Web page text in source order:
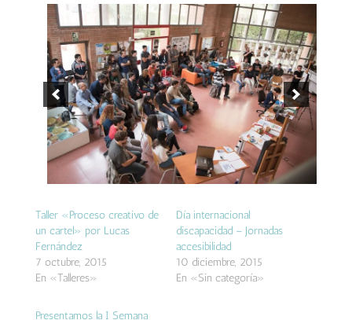
Taller «Proceso creativo de
un cartel» por Lucas
Fernández
7 octubre, 2015
En «Talleres»
Día internacional
discapacidad – Jornadas
accesibilidad
10 diciembre, 2015
En «Sin categoría»
Presentamos la I Semana